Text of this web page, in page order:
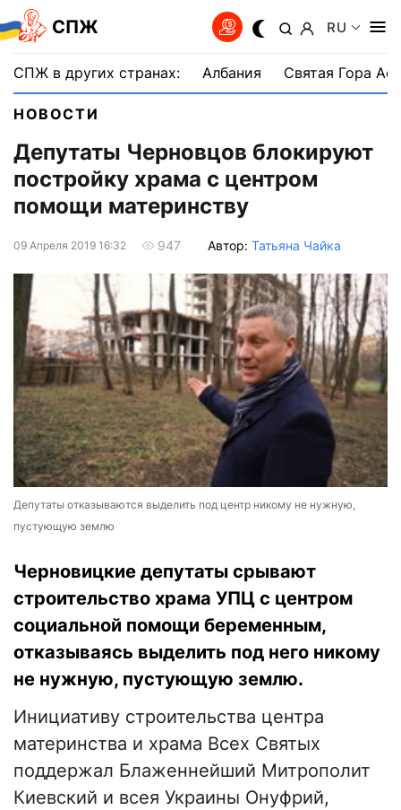
СПЖ RU
СПЖ в других странах: Албания Святая Гора
НОВОСТИ
Депутаты Черновцов блокируют
постройку храма с центром
помощи материнству
09 Апреля 2019 16:32 947 Автор: Татьяна Чайка
Депутаты отказываются выделить под центр никому не нужную,
пустующую землю
Черновицкие депутаты срывают
строительство храма УПЦ с центром
социальной помощи беременным,
отказываясь выделить под него никому
не нужную, пустующую землю.
Инициативу строительства центра
материнства и храма Всех Святых
поддержал Блаженнейший Митрополит
Киевский и всея Украины Онуфрий,